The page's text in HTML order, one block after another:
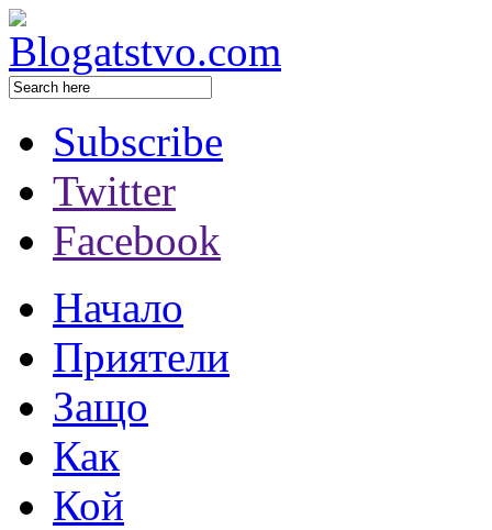
Subscribe
Twitter
Facebook
Начало
Приятели
Защо
Как
Кой